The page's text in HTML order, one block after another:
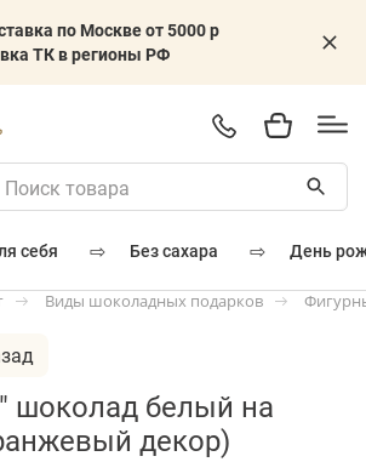
по Москве от 5000 р
ТК в регионы РФ
себя ⇨ без сахара ⇨ день
Виды шоколадных подарков
шоколад белый на
декор)